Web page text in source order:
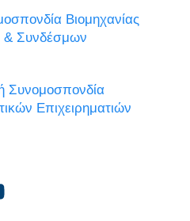
Βιομηχανίας
Συνδέσμων
Συνομοσπονδία
Επιχειρηματιών